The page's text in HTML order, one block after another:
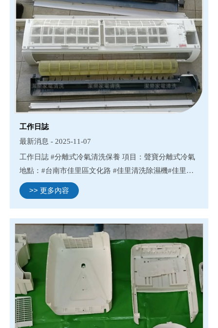
工作日誌
最新消息 - 2025-11-07
工作日誌 #分離式冷氣清洗保養 項目：聲寶分離式冷氣
地點：#台南市佳里區文化路 #佳里清洗除濕機#佳里清
洗冷氣#佳里清洗洗衣機#佳里清洗滾筒洗衣機 #台南除
濕機清洗#台南冷氣清洗#台南洗衣機清洗#台南清洗滾
>> 更多內容